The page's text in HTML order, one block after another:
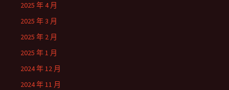
2025 年 4 月
2025 年 3 月
2025 年 2 月
2025 年 1 月
2024 年 12 月
2024 年 11 月